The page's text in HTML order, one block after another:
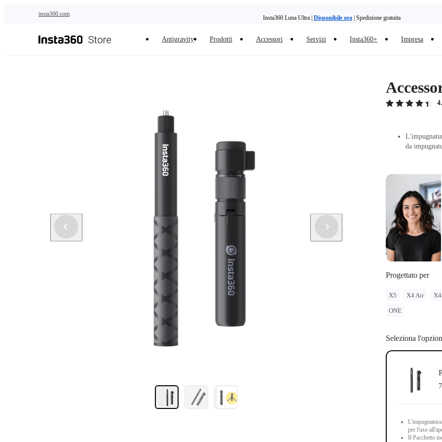
insta360.com
Insta360 Luna Ultra | Disponibile ora| Spedizione gratuita
Antigravity Prodotti Accessori Servizi Insta360+ Impresa
da
Progettato per
X5 X4 Air X4
ONE
Seleziona
per l'uso
Il Pacchetto